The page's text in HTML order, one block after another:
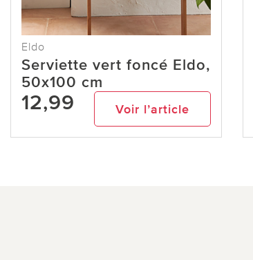
Eldo
Serviette vert foncé Eldo,
50x100 cm
12,99 Voir l’article